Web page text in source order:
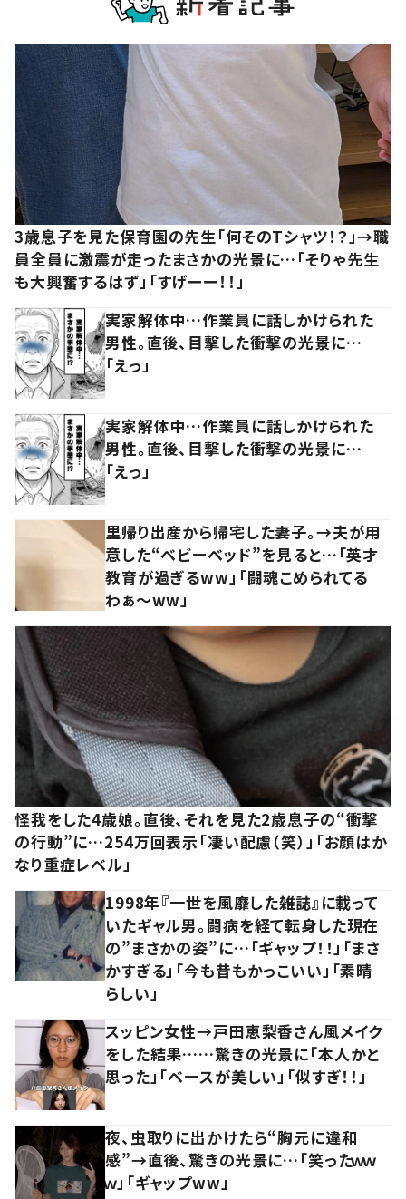
3歳息子を見た保育園の先生「何そのTシャツ！？」→職
員全員に激震が走ったまさかの光景に…「そりゃ先生
も大興奮するはず」「すげーー！！」
実家解体中…作業員に話しかけられた
男性。直後、目撃した衝撃の光景に…
「えっ」
実家解体中…作業員に話しかけられた
男性。直後、目撃した衝撃の光景に…
「えっ」
里帰り出産から帰宅した妻子。→夫が用
意した“ベビーベッド”を見ると…「英才
教育が過ぎるww」「闘魂こめられてる
わぁ～ww」
怪我をした4歳娘。直後、それを見た2歳息子の“衝撃
の行動”に…254万回表示「凄い配慮（笑）」「お顔はか
なり重症レベル」
1998年『一世を風靡した雑誌』に載って
いたギャル男。闘病を経て転身した現在
の”まさかの姿”に…「ギャップ！！」「まさ
かすぎる」「今も昔もかっこいい」「素晴
らしい」
スッピン女性→戸田恵梨香さん風メイク
をした結果……驚きの光景に「本人かと
思った」「ベースが美しい」「似すぎ！！」
夜、虫取りに出かけたら“胸元に違和
感”→直後、驚きの光景に…「笑ったｗｗ
ｗ」「ギャップww」